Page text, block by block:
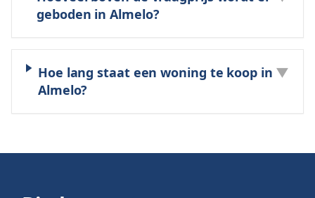
geboden in Almelo?
Hoe lang staat een woning te koop in
Almelo?
▼